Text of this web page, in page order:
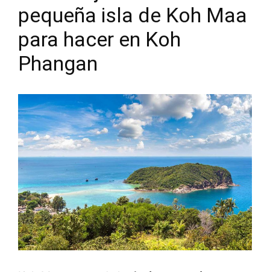
pequeña isla de Koh Maa
para hacer en Koh
Phangan